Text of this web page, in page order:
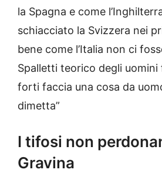
la Spagna e come
schiacciato la Svizzera nei
bene come l’Italia non ci
Spalletti teorico degli
forti faccia una cosa da
dimetta”
I tifosi non
Gravina